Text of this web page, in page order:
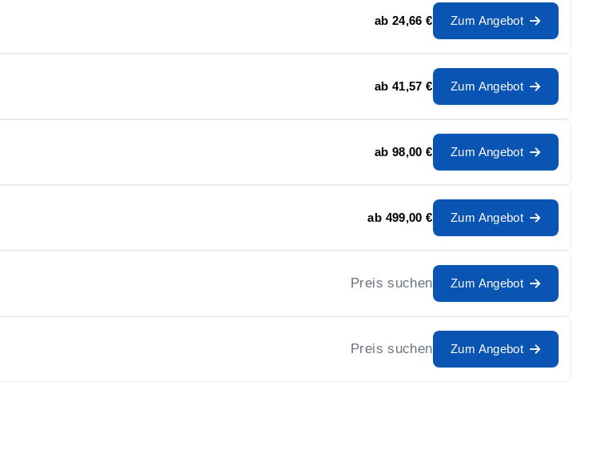
ab 24,66 € Zum Angebot
ab 41,57 € Zum Angebot
ab 98,00 € Zum Angebot
ab 499,00 € Zum Angebot
Preis suchen Zum Angebot
Preis suchen Zum Angebot